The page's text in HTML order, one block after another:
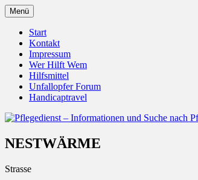
Zum
Inhalt
springen
Pflegedienst –
Menü
Start
Kontakt
Impressum
Wer Hilft Wem
Hilfsmittel
Unfallopfer Forum
Handicaptravel
NESTWÄRME
Strasse